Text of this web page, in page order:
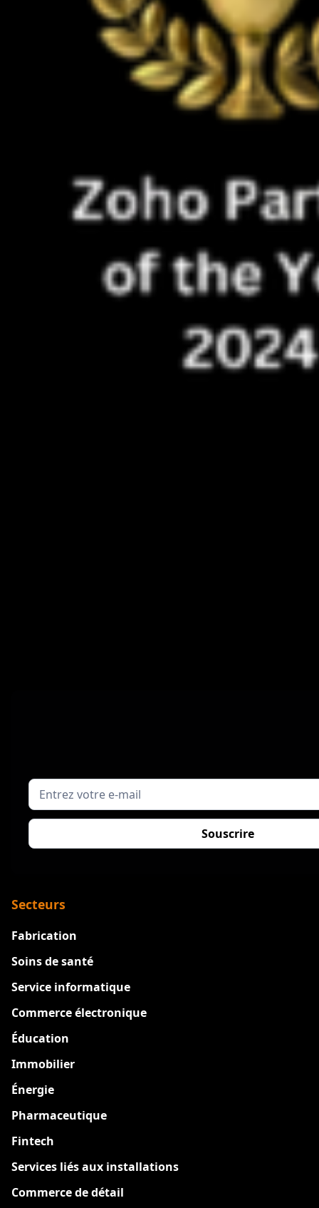
Secteurs
Fabrication
Soins de santé
Service informatique
Commerce électronique
Éducation
Immobilier
Énergie
Pharmaceutique
Fintech
Services liés aux installations
Commerce de détail